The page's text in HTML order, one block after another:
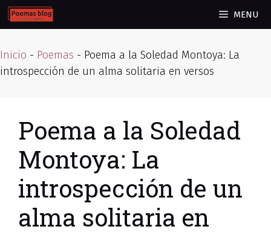
Skip
to
MENU
Inicio - Poemas - Poema a la Soledad Montoya: La
introspección de un alma solitaria en versos
Poema a la Soledad
Montoya: La
introspección de un
alma solitaria en